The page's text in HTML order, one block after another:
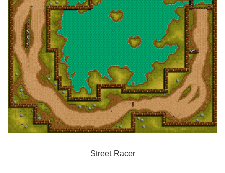
Street Racer